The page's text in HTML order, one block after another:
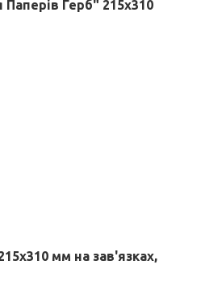
Герб" 215х310
мм на зав'язках,